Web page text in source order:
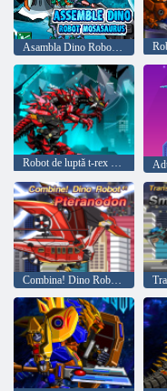
Asambla Dino Robot mosasaurus
Robot de luptă t-rex epoca
Combina! Dino Robot61 Pteranodon